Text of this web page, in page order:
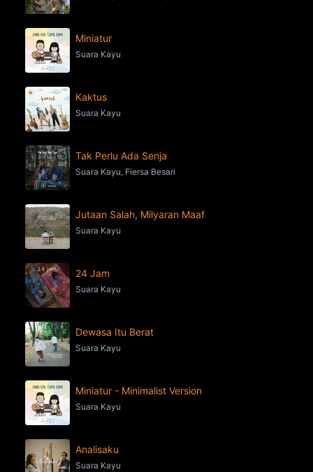
Miniatur
Suara Kayu
Kaktus
Suara Kayu
Tak Perlu Ada Senja
Suara Kayu, Fiersa Besari
Jutaan Salah, Milyaran Maaf
Suara Kayu
24 Jam
Suara Kayu
Dewasa Itu Berat
Suara Kayu
Miniatur - Minimalist Version
Suara Kayu
Analisaku
Suara Kayu